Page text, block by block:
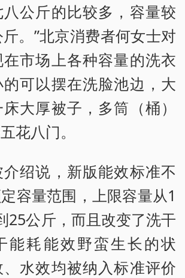
公斤的比较多，容量较
。”北京消费者何女士对
市场上各种容量的洗衣
可以摆在洗脸池边，大
大厚被子，多筒（桶）
花八门。
说，新版能效标准不
容量范围，上限容量从1
25公斤，而且改变了洗干
能耗能效野蛮生长的状
水效均被纳入标准评价